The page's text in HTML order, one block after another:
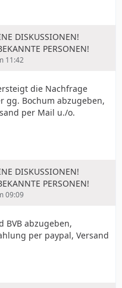
DISKUSSIONEN!
PERSONEN!
11:42
die Nachfrage
gg. Bochum abzugeben,
per Mail u./o.
DISKUSSIONEN!
PERSONEN!
09:09
BVB abzugeben,
per paypal, Versand